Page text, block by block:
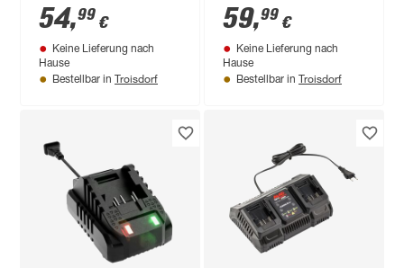
54,99 €
Keine Lieferung nach
Hause
Bestellbar in Troisdorf
430 F' 48 V
59,99 €
Keine Lieferung nach
Hause
Bestellbar in Troisdorf